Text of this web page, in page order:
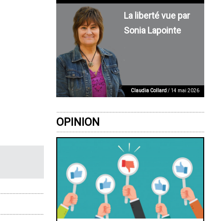
La liberté vue par
Sonia Lapointe
Claudia Collard/ 14 mai 2026
OPINION